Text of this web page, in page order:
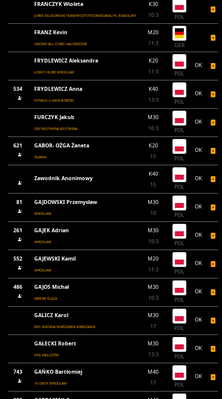
FRANCZYK Wioleta
JUREK ŻELIGOWSKI TEAM/WSZYSTKOOBIEGANIU.PL BIADOLINY
K30
10:3
POL
FRANZ Kevin
SAXONY-ALL-STARS HALSBRÜCKE
M20
11:3
GER
FRYDLEWICZ Aleksandra
ŁOWCY BURZ WROCŁAW
K20
11:3
POL
OK
534 FRYDLEWICZ Anna
FITNESS U KATA BORÓW
K40
13:3
POL
OK
FURCZYK Jakub
OSP BESTWINA BESTWINA
M30
16:3
POL
OK
621 GABOR- OŻGA Żaneta
OŁAWA
K20
15
POL
OK
Zawodnik Anonimowy
K40
15
POL
OK
81 GAJDOWSKI Przemysław
WROCŁAW
M30
10
POL
OK
261 GAJEK Adrian
WROCŁAW
M30
16:3
POL
OK
552 GAJEWSKI Kamil
WROCŁAW
M20
11:3
POL
OK
486 GAJOS Michał
MMCAR ŚLĘZA
M30
10:3
POL
OK
GALICZ Karol
BKS WATAHA WARSZAWA WARSZAWA
M30
17
POL
OK
GAŁECKI Robert
HFB KIEŁCZÓW
M30
13:3
POL
OK
743 GAŃKO Bartłomiej
16 DBOT WROCŁAW
M40
17
POL
OK